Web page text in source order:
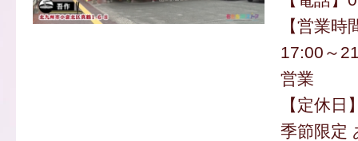
【営業
17:00～
営業
【定休日
季節限定